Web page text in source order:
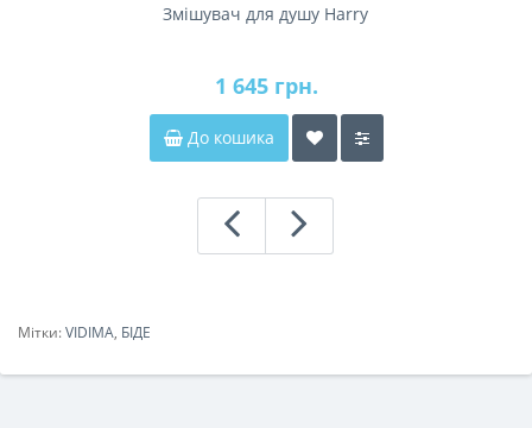
Змішувач для душу Harry
1 645 грн.
До кошика
Мітки:VIDIMA, БІДЕ